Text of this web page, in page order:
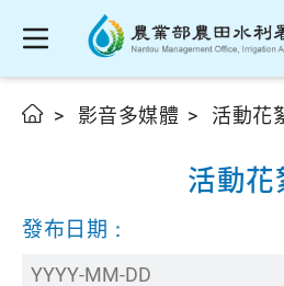
影音多媒體 活動花
活動花
發布日期：